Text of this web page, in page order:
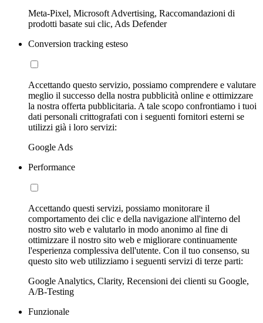
Meta-Pixel, Microsoft Advertising, Raccomandazioni di
prodotti basate sui clic, Ads Defender
Conversion tracking esteso
Accettando questo servizio, possiamo comprendere e valutare
meglio il successo della nostra pubblicità online e ottimizzare
la nostra offerta pubblicitaria. A tale scopo confrontiamo i tuoi
dati personali crittografati con i seguenti fornitori esterni se
utilizzi già i loro servizi:
Google Ads
Performance
Accettando questi servizi, possiamo monitorare il
comportamento dei clic e della navigazione all'interno del
nostro sito web e valutarlo in modo anonimo al fine di
ottimizzare il nostro sito web e migliorare continuamente
l'esperienza complessiva dell'utente. Con il tuo consenso, su
questo sito web utilizziamo i seguenti servizi di terze parti:
Google Analytics, Clarity, Recensioni dei clienti su Google,
A/B-Testing
Funzionale